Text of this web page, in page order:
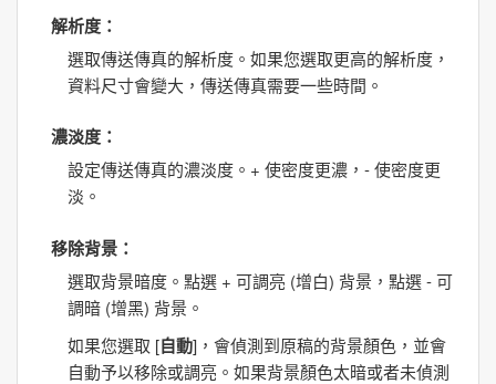
解析度 ：
選取傳送傳真的解析度。如果您選取更高的解析度，
資料尺寸會變大，傳送傳真需要一些時間。
濃淡度 ：
設定傳送傳真的濃淡度。+ 使密度更濃，- 使密度更
淡。
移除背景 ：
選取背景暗度。點選 + 可調亮 (增白) 背景，點選-可
調暗 (增黑) 背景。
如果您選取 [自動]，會偵測到原稿的背景顏色，並會
自動予以移除或調亮。如果背景顏色太暗或者未偵測